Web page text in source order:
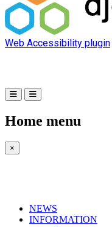
Web Accessibility plugin
Home menu
×
NEWS
INFORMATION